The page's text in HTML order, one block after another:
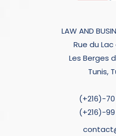
LAW AND
Rue du Lac
Les Berges
Tunis,
(+216)-
(+216)-